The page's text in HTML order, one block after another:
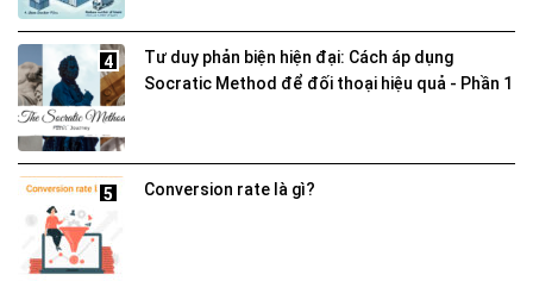
4
Tư duy phản biện hiện đại: Cách áp dụng
Socratic Method để đối thoại hiệu quả - Phần 1
5 Conversion rate là gì?